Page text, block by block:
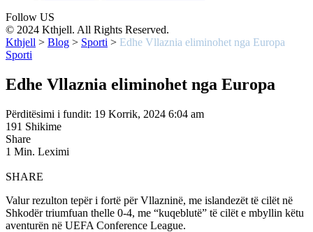
Follow US
© 2024 Kthjell. All Rights Reserved.
Kthjell > Blog > Sporti > Edhe Vllaznia eliminohet nga Europa
Sporti
Edhe Vllaznia eliminohet nga Europa
Përditësimi i fundit: 19 Korrik, 2024 6:04 am
191 Shikime
Share
1 Min. Leximi
SHARE
Valur rezulton tepër i fortë për Vllazninë, me islandezët të cilët në
Shkodër triumfuan thelle 0-4, me “kuqeblutë” të cilët e mbyllin këtu
aventurën në UEFA Conference League.